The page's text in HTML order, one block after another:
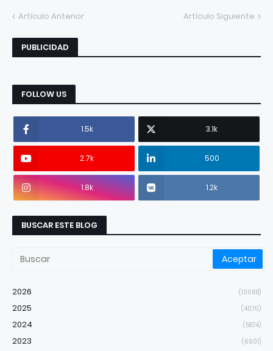
Artículo Anterior Artículo Siguiente
PUBLICIDAD
FOLLOW US
1.5k 3.1k
2.7k 500
1.8k 1.2k
BUSCAR ESTE BLOG
2026 (10068)
2025 (4070)
2024 (5874)
2023 (6601)